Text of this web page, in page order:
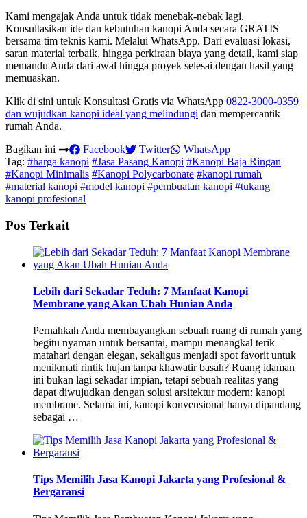
Kami mengajak Anda untuk tidak menebak-nebak lagi.
Konsultasikan ide dan kebutuhan kanopi Anda secara GRATIS
bersama tim teknis kami. Melalui WhatsApp. Dari evaluasi lokasi,
saran material terbaik, hingga perkiraan biaya yang detail, kami siap
memandu Anda dari awal hingga proyek selesai dengan hasil yang
memuaskan.
Klik di sini untuk Konsultasi Gratis via WhatsApp 0822-3000-0359
dan wujudkan kanopi ideal yang melindungi dan mempercantik
rumah Anda.
Bagikan ini
Facebook Twitter
WhatsApp
Tag: #harga kanopi #Jasa Pasang Kanopi #Kanopi Baja Ringan
#Kanopi Minimalis #Kanopi Polycarbonate #kanopi rumah
#material kanopi #model kanopi #pembuatan kanopi #tukang
kanopi profesional
Pos Terkait
Lebih dari Sekadar Teduh: 7 Manfaat Kanopi
Membrane yang Akan Ubah Hunian Anda
Pernahkah Anda membayangkan sebuah ruang di rumah yang
begitu nyaman untuk bersantai, mampu menangkal terik
matahari dengan elegan, sekaligus menjadi spot favorit untuk
menikmati rintik hujan tanpa khawatir basah? Ruang idaman
ini bukan lagi sekadar impian, tetapi sebuah realitas yang
dapat diwujudkan dengan solusi arsitektur modern: kanopi
membrane. Selama ini, kanopi konvensional hanya dipandang
sebagai …
Tips Memilih Jasa Kanopi Jakarta yang Profesional &
Bergaransi